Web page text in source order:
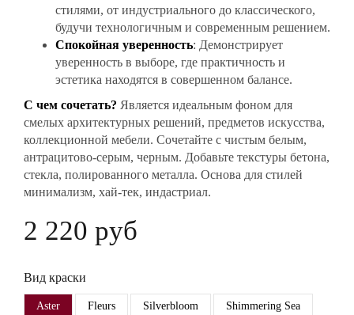
стилями, от индустриального до классического,
будучи технологичным и современным решением.
Спокойная уверенность: Демонстрирует
уверенность в выборе, где практичность и
эстетика находятся в совершенном балансе.
С чем сочетать? Является идеальным фоном для
смелых архитектурных решений, предметов искусства,
коллекционной мебели. Сочетайте с чистым белым,
антрацитово-серым, черным. Добавьте текстуры бетона,
стекла, полированного металла. Основа для стилей
минимализм, хай-тек, индастриал.
2 220 руб
Вид краски
Aster Fleurs Silverbloom Shimmering Sea